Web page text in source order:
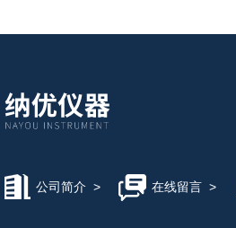
公司简介 > 在线留言>